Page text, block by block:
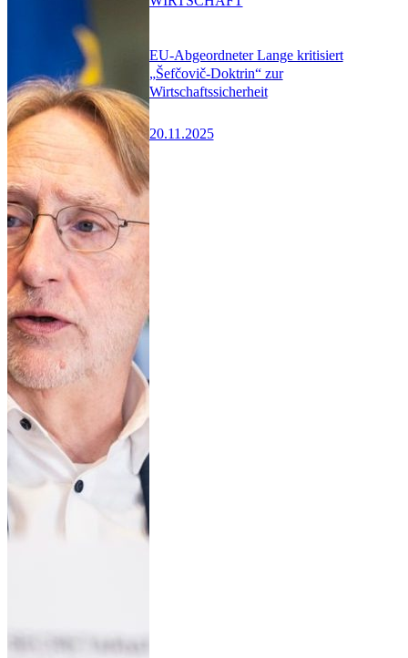
EU-Abgeordneter Lange kritisiert
„Šefčovič-Doktrin“ zur
Wirtschaftssicherheit
20.11.2025